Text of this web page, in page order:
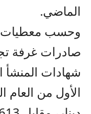
الماضي.
وحسب معطيات
صادرات غرفة
شهادات المنشأ